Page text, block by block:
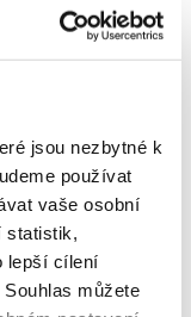
jsou nezbytné k
používat
vaše osobní
statistik,
lepší cílení
můžete